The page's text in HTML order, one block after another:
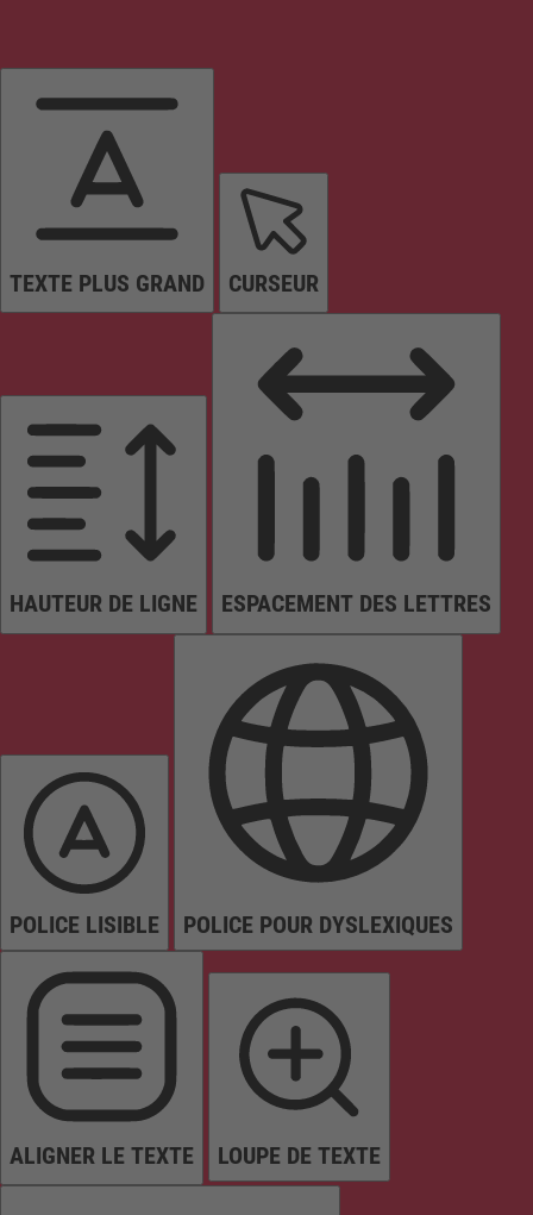
TEXTE PLUS GRAND CURSEUR
HAUTEUR DE LIGNE ESPACEMENT DES LETTRES
POLICE LISIBLE POLICE POUR DYSLEXIQUES
ALIGNER LE TEXTE LOUPE DE TEXTE